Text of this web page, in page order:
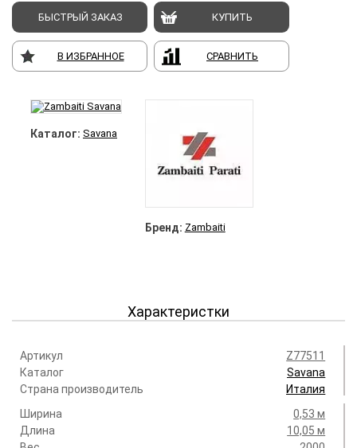
БЫСТРЫЙ ЗАКАЗ КУПИТЬ
В ИЗБРАННОЕ СРАВНИТЬ
Каталог: Savana
Бренд: Zambaiti
Характеристки
Артикул
Z77511
Каталог
Savana
Страна производитель
Италия
Ширина
0,53 м
Длина
10,05 м